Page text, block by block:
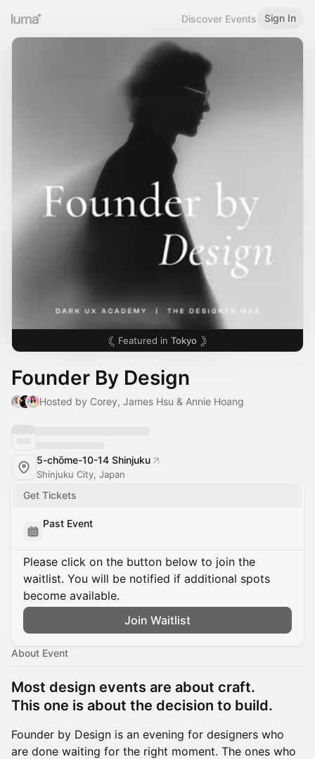
Discover Events Sign In
Featured in Tokyo
Founder By Design
Hosted by Corey, James Hsu & Annie Hoang
5-chōme-10-14 Shinjuku
Shinjuku City, Japan
Get Tickets
Past Event
Please click on the button below to join the
waitlist. You will be notified if additional spots
become available.
Join Waitlist
About Event
Most design events are about craft.
This one is about the decision to build.
Founder by Design is an evening for designers who
are done waiting for the right moment. The ones who